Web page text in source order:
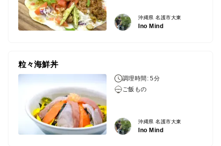
沖縄県 名護市大東
Ino Mind
粒々海鮮丼
調理時間: 5分
ご飯もの
沖縄県 名護市大東
Ino Mind